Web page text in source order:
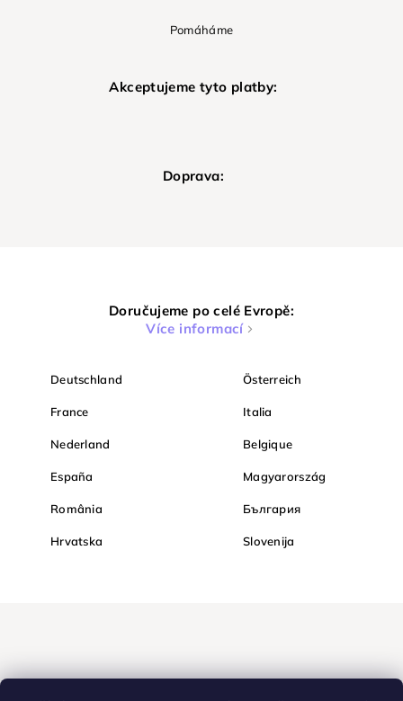
Pomáháme
Akceptujeme tyto platby:
Doprava:
Doručujeme po celé Evropě:
Více informací
Deutschland Österreich
France Italia
Nederland Belgique
España Magyarország
România България
Hrvatska Slovenija